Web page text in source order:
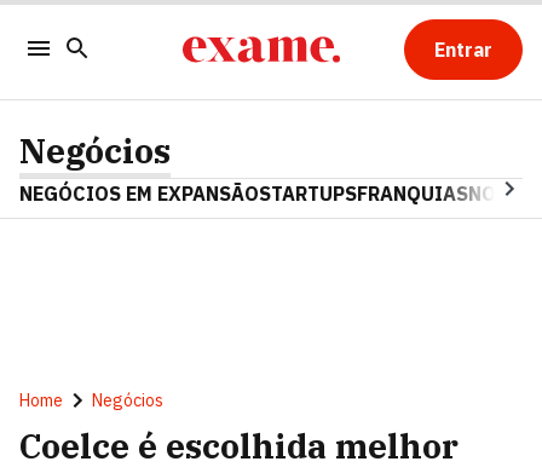
Entrar
Negócios
NEGÓCIOS EM EXPANSÃOSTARTUPSFRANQUIAS
Home Negócios
Coelce é escolhida melhor